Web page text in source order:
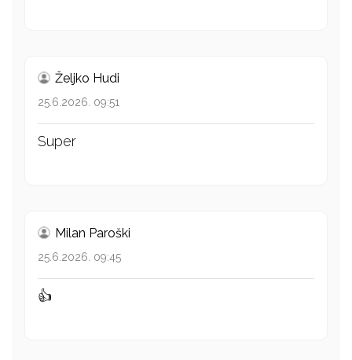
Željko Hudi
25.6.2026. 09:51
Super
Milan Paroški
25.6.2026. 09:45
👍